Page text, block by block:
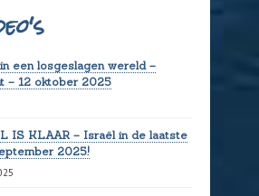
een losgeslagen wereld –
– 12 oktober 2025
IS KLAAR – Israël in de laatste
2025!